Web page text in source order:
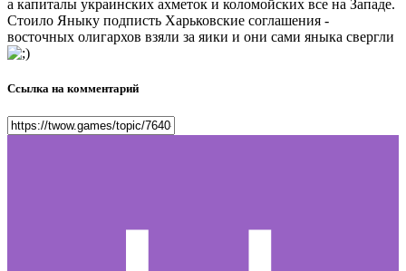
а капиталы украинских ахметок и коломойских все на Западе.
Стоило Яныку подписть Харьковские соглашения -
восточных олигархов взяли за яики и они сами яныка свергли
Ссылка на комментарий